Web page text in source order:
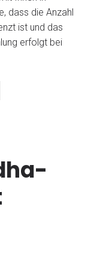
dass die Anzahl
ist und das
erfolgt bei